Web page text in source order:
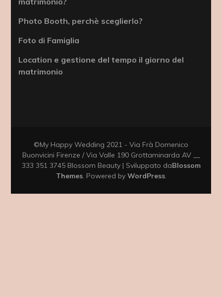
Photo Booth, perchè sceglierlo?
Foto di Famiglia
Location e gestione del tempo il giorno del
matrimonio
©My Happy Wedding 2021 - Via Frà Domenico
Buonvicini Firenze / Via Valle 190 Grottaminarda AV __
333 351 3745 Blossom Beauty | Sviluppato daBlossom
Themes. Powered by WordPress.